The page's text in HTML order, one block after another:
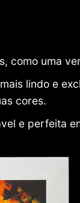
como uma
lindo e
cores.
e perfeita